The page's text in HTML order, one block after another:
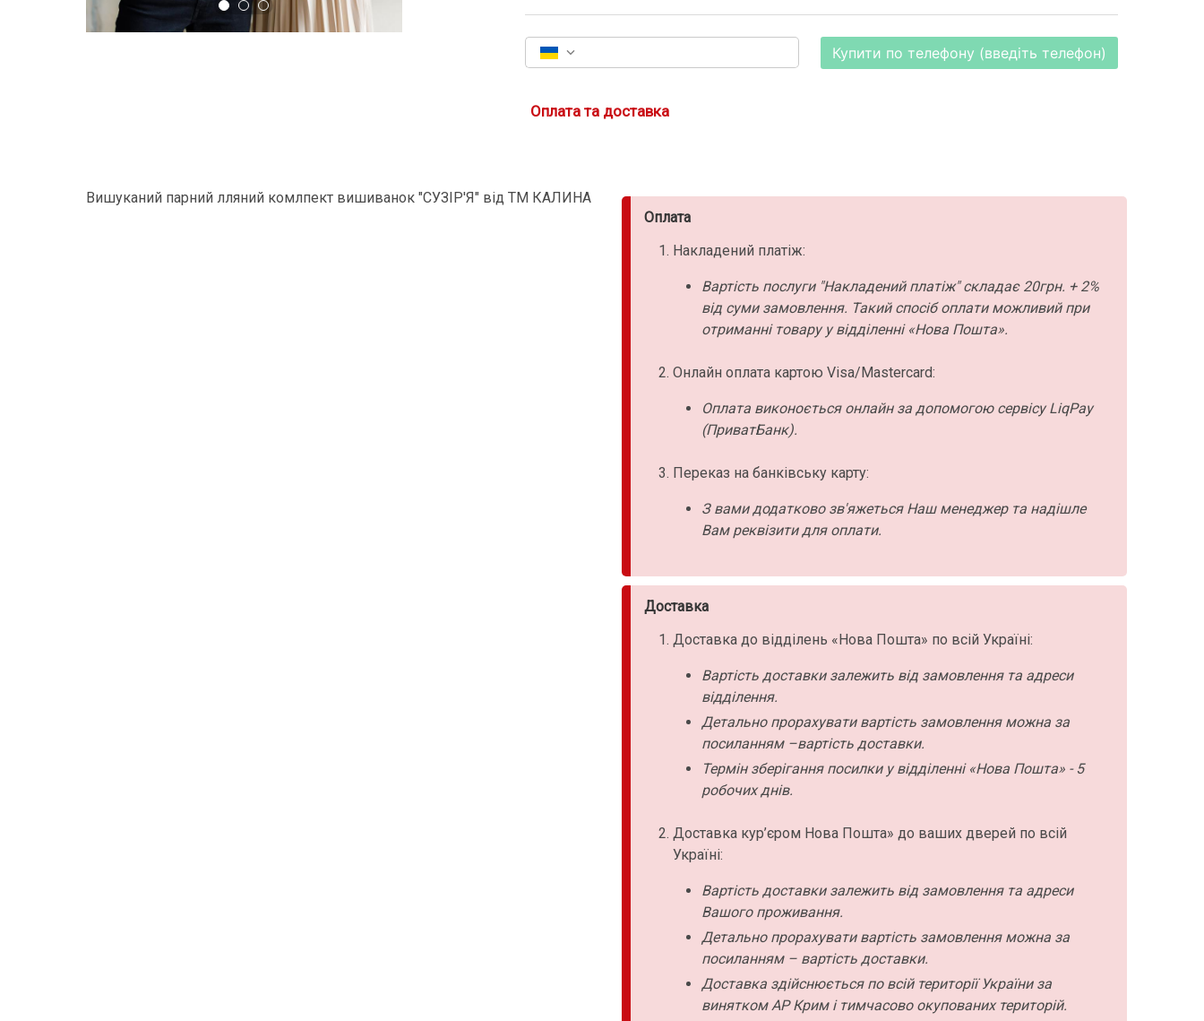
Купити по телефону (введіть телефон)
Оплата та доставка
Вишуканий парний лляний комлпект вишиванок "СУЗІР'Я" від ТМ КАЛИНА
Оплата
Накладений платіж:
Вартість послуги "Накладений платіж" складає 20грн. + 2%
від суми замовлення. Такий спосіб оплати можливий при
отриманні товару у відділенні «Нова Пошта».
Онлайн оплата картою Visa/Mastercard:
Оплата виконоється онлайн за допомогою сервісу LiqPay
(ПриватБанк).
Переказ на банківську карту:
З вами додатково зв'яжеться Наш менеджер та надішле
Вам реквізити для оплати.
Доставка
Доставка до відділень «Нова Пошта» по всій Україні:
Вартість доставки залежить від замовлення та адреси
відділення.
Детально прорахувати вартість замовлення можна за
посиланням –вартість доставки.
Термін зберігання посилки у відділенні «Нова Пошта» - 5
робочих днів.
Доставка кур’єром Нова Пошта» до ваших дверей по всій
Україні:
Вартість доставки залежить від замовлення та адреси
Вашого проживання.
Детально прорахувати вартість замовлення можна за
посиланням – вартість доставки.
Доставка здійснюється по всій території України за
винятком АР Крим і тимчасово окупованих територій.